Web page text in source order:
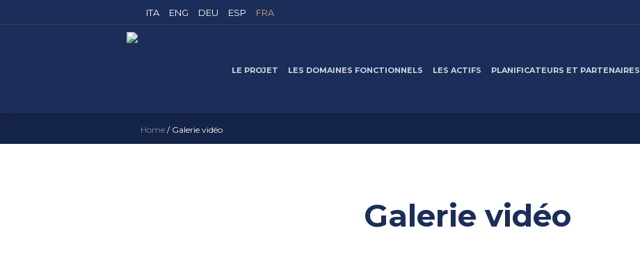
ITA ENG DEU ESP FRA
LE PROJET LES DOMAINES FONCTIONNELS LES ACTIFS PLANIFICATEURS ET PARTENAIRES
Home / Galerie vidéo
Galerie vidéo